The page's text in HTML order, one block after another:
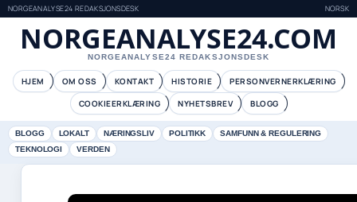
NORGEANALYSE24 REDAKSJONSDESK NORSK
NORGEANALYSE24.COM
NORGEANALYSE24 REDAKSJONSDESK
HJEM OM OSS KONTAKT HISTORIE
PERSONVERNERKLÆRING
COOKIEERKLÆRING
NYHETSBREV BLOGG
BLOGG LOKALT NÆRINGSLIV POLITIKK
SAMFUNN & REGULERING
TEKNOLOGI
VERDEN